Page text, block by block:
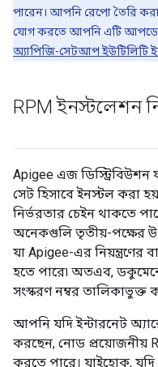
পারেন। আপনি রেপো তৈরি
যোগ করতে আপনি এটি
অ্যাপিজি-সেটআপ ইউটিলিটি
RPM ইনস্টলেশন
Apigee এজ
সেট হিসাবে ইনস্টল করা
নির্ভরতার চেইন থাকতে
অনেকগুলি তৃতীয়-পক্ষের
যা Apigee-এর
হতে পারে৷ অতএব,
সংস্করণ নম্বর তালিকাভুক্ত
আপনি যদি ইন্টারনেট
করছেন, নোড প্রয়োজনীয়
করতে পারে। যাইহোক,